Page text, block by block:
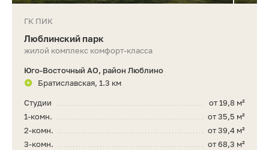
ГК ПИК
Люблинский парк
жилой комплекс комфорт-класса
Юго-Восточный АО, район Люблино
Братиславская, 1.3 км
от 19,8 м²
Студии
от 35,5 м²
1-комн.
от 39,4 м²
2-комн.
от 68,3 м²
3-комн.